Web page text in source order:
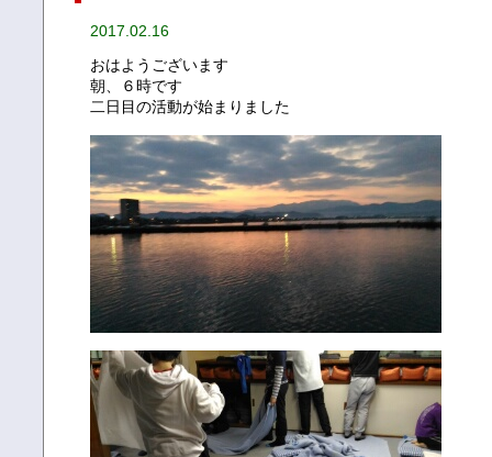
2017.02.16
おはようございます
朝、６時です
二日目の活動が始まりました